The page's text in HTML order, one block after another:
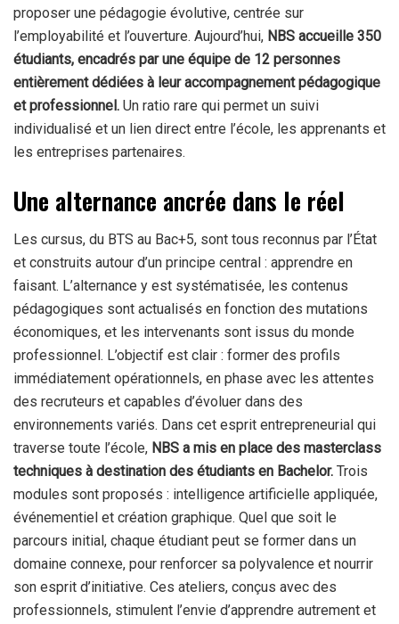
proposer une pédagogie évolutive, centrée sur
l’employabilité et l’ouverture. Aujourd’hui, NBS accueille 350
étudiants, encadrés par une équipe de 12 personnes
entièrement dédiées à leur accompagnement pédagogique
et professionnel. Un ratio rare qui permet un suivi
individualisé et un lien direct entre l’école, les apprenants et
les entreprises partenaires.
Une alternance ancrée dans le réel
Les cursus, du BTS au Bac+5, sont tous reconnus par l’État
et construits autour d’un principe central : apprendre en
faisant. L’alternance y est systématisée, les contenus
pédagogiques sont actualisés en fonction des mutations
économiques, et les intervenants sont issus du monde
professionnel. L’objectif est clair : former des profils
immédiatement opérationnels, en phase avec les attentes
des recruteurs et capables d’évoluer dans des
environnements variés. Dans cet esprit entrepreneurial qui
traverse toute l’école, NBS a mis en place des masterclass
techniques à destination des étudiants en Bachelor. Trois
modules sont proposés : intelligence artificielle appliquée,
événementiel et création graphique. Quel que soit le
parcours initial, chaque étudiant peut se former dans un
domaine connexe, pour renforcer sa polyvalence et nourrir
son esprit d’initiative. Ces ateliers, conçus avec des
professionnels, stimulent l’envie d’apprendre autrement et